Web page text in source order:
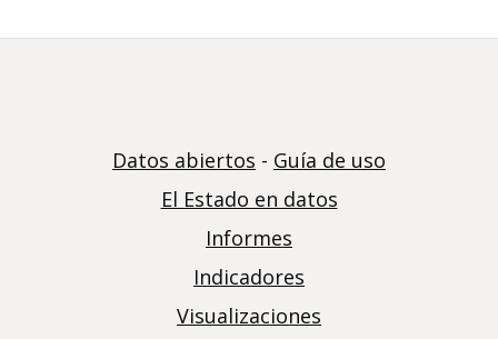
Datos abiertos - Guía de uso
El Estado en datos
Informes
Indicadores
Visualizaciones